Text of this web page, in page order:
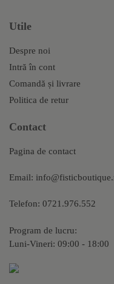
Utile
Despre noi
Intră în cont
Comandă și livrare
Politica de retur
Contact
Pagina de contact
Email:
Telefon: 0721.976.552
Program de lucru:
Luni-Vineri: 09:00 - 18:00